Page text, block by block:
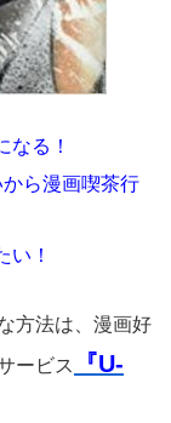
なる！
ら漫画喫茶行
い！
方法は、漫画好
ービス
『U-